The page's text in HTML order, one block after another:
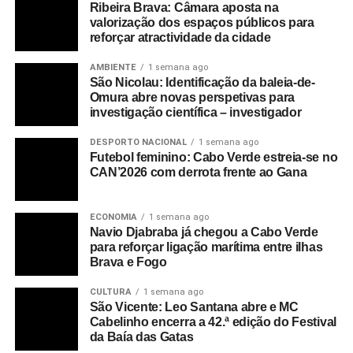
Aceda ao nosso site e siga-nos nas redes sociais para
ficar a par de todas as novidades!
RELATED TOPICS: DESTAQUE RADIO
Entrevista Exclusiva com Antonio Soares — Já
Disponível para Ouvir!
Ribeira Brava: Câmara aposta na
valorização dos espaços públicos para
reforçar atractividade da cidade
AMBIENTE 1 semana ago
São Nicolau: Identificação da baleia-de-
Omura abre novas perspetivas para
investigação científica – investigador
DESPORTO NACIONAL 1 semana ago
Futebol feminino: Cabo Verde estreia-se no
CAN’2026 com derrota frente ao Gana
ECONOMIA 1 semana ago
Navio Djabraba já chegou a Cabo Verde
para reforçar ligação marítima entre ilhas
Brava e Fogo
CULTURA 1 semana ago
São Vicente: Leo Santana abre e MC
Cabelinho encerra a 42.ª edição do Festival
da Baía das Gatas